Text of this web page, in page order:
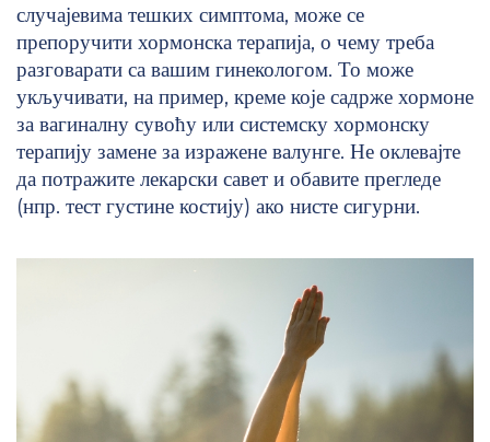
случајевима тешких симптома, може се
препоручити хормонска терапија, о чему треба
разговарати са вашим гинекологом. То може
укључивати, на пример, креме које садрже хормоне
за вагиналну сувоћу или системску хормонску
терапију замене за изражене валунге. Не оклевајте
да потражите лекарски савет и обавите прегледе
(нпр. тест густине костију) ако нисте сигурни.